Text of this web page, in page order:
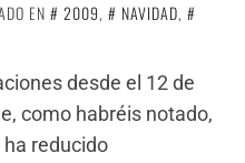
EN 2009, NAVIDAD,
desde el 12 de
como habréis notado,
ha reducido